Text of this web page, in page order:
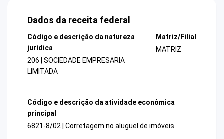
Dados da receita federal
Código e descrição da natureza
jurídica
206 | SOCIEDADE EMPRESARIA
LIMITADA
Matriz/Filial
MATRIZ
Código e descrição da atividade econômica
principal
6821-8/02 | Corretagem no aluguel de imóveis